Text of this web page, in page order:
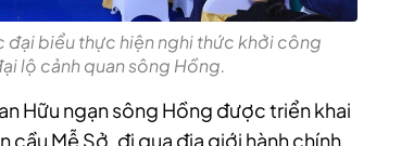
đại biểu thực hiện nghi thức khởi công
lộ cảnh quan sông Hồng.
Hữu ngạn sông Hồng được triển khai
Mễ Sở, đi qua địa giới hành chính